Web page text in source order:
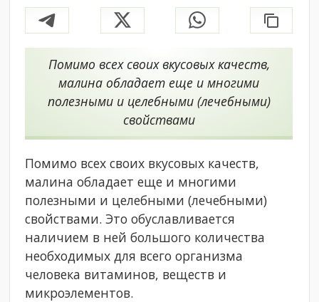
Помимо всех своих вкусовых качеств,
малина обладает еще и многими
полезными и целебными (лечебными)
свойствами
Помимо всех своих вкусовых качеств,
малина обладает еще и многими
полезными и целебными (лечебными)
свойствами. Это обуславливается
наличием в ней большого количества
необходимых для всего организма
человека витаминов, веществ и
микроэлементов.